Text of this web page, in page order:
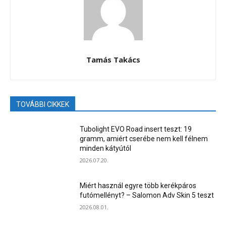
Tamás Takács
TOVÁBBI CIKKEK
Tubolight EVO Road insert teszt: 19
gramm, amiért cserébe nem kell félnem
minden kátyútól
2026.07.20.
Miért használ egyre több kerékpáros
futómellényt? – Salomon Adv Skin 5 teszt
2026.08.01.